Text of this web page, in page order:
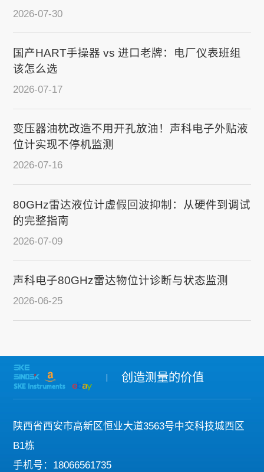
2026-07-30
国产HART手操器 vs 进口老牌：电厂仪表班组
该怎么选
2026-07-17
变压器油枕改造不用开孔放油！声科电子外贴液
位计实现不停机监测
2026-07-16
80GHz雷达液位计虚假回波抑制：从硬件到调试
的完整指南
2026-07-09
声科电子80GHz雷达物位计诊断与状态监测
2026-06-25
创造测量的价值
陕西省西安市高新区恒业大道3563号中交科技城西区
B1栋
手机号：18066561735